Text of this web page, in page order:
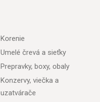
Korenie
Umelé črevá a sieťky
Prepravky, boxy, obaly
Konzervy, viečka a
uzatvárače